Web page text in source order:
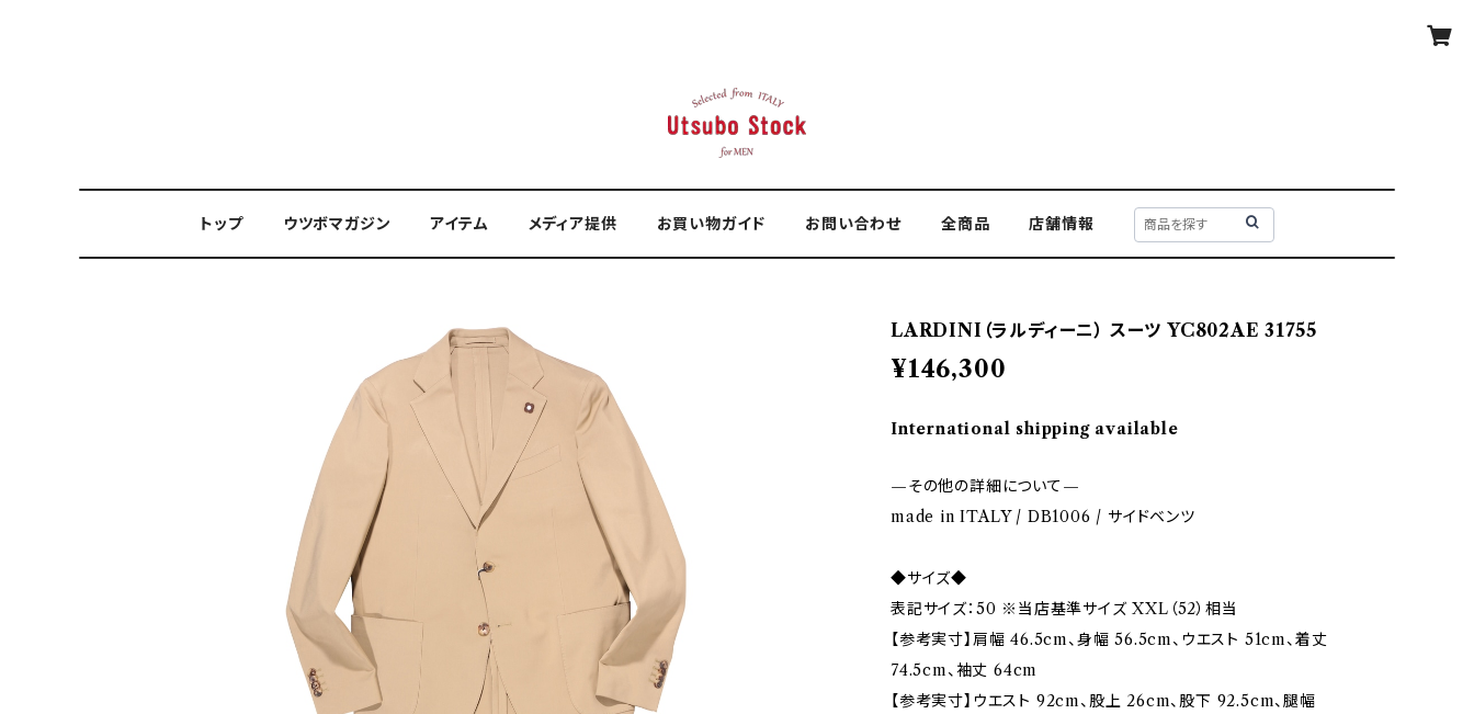
トップ ウツボマガジン アイテム メディア提供 お買い物ガイド お問い合わせ 全商品 店舗情報
LARDINI（ラルディーニ） スーツ YC802AE 31755
¥146,300
International shipping available
—その他の詳細について—
made in ITALY / DB1006 / サイドベンツ
◆サイズ◆
表記サイズ：50 ※当店基準サイズ XXL（52）相当
【参考実寸】肩幅 46.5cm、身幅 56.5cm、ウエスト 51cm、着丈
74.5cm、袖丈 64cm
【参考実寸】ウエスト 92cm、股上 26cm、股下 92.5cm、腿幅